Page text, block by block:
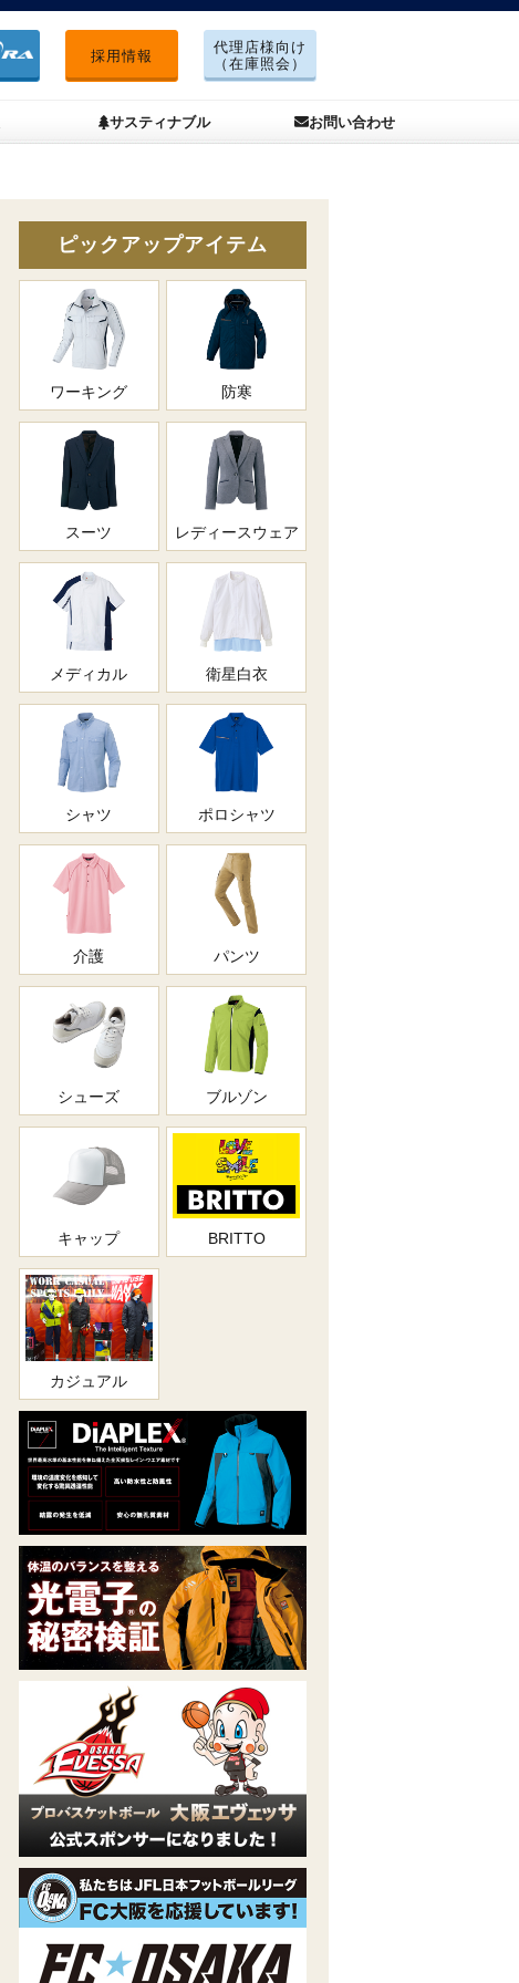
採用情報
代理店様向け
（在庫照会）
サスティナブル お問い合わせ
ピックアップアイテム
ワーキング 防寒
スーツ レディースウェア
メディカル 衛星白衣
シャツ ポロシャツ
介護 パンツ
シューズ ブルゾン
キャップ BRITTO
カジュアル